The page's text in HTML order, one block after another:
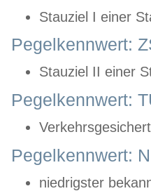
Stauziel I einer
Pegelkennwert:
Stauziel II einer
Pegelkennwert:
Pegelkennwert:
niedrigster